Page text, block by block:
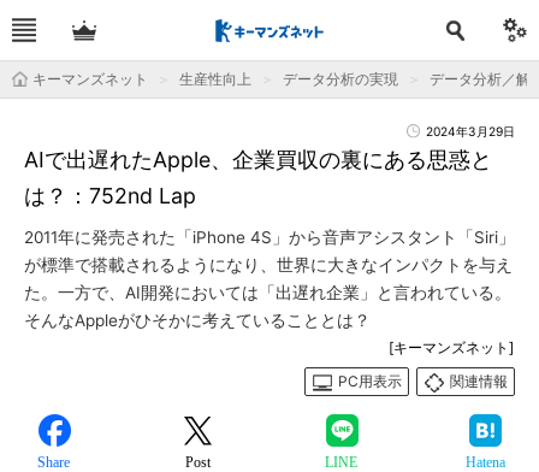
キーマンズネット 生産性向上 データ分析の実現 データ分析／解
2024年3月29日
AIで出遅れたApple、企業買収の裏にある思惑と
は？：752nd Lap
2011年に発売された「iPhone 4S」から音声アシスタント「Siri」
が標準で搭載されるようになり、世界に大きなインパクトを与え
た。一方で、AI開発においては「出遅れ企業」と言われている。
そんなAppleがひそかに考えていることとは？
[キーマンズネット]
PC用表示
関連情報
Share Post LINE Hatena